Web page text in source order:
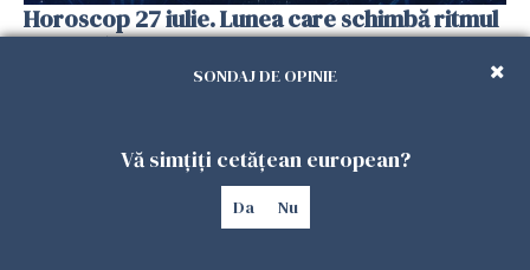
Horoscop 27 iulie. Lunea care schimbă ritmul
săptămânii. Universul deschide uși
neașteptate pentru unele zodii
SONDAJ DE OPINIE
Vă simțiți cetățean european?
Da Nu